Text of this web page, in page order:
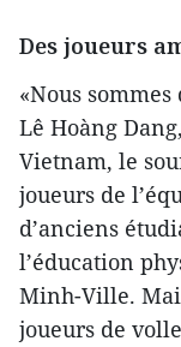
Des joueurs
«Nous
Lê Hoàng
Vietnam, le
joueurs de
d’anciens
l’éducation
Minh-Ville.
joueurs de